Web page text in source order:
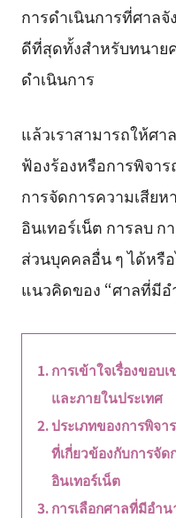
การดำเนินการที่ศาลจั
ดีที่สุดทั้งสำหรับทนาย
ดำเนินการ
แล้วเราสามารถให้ศา
ฟ้องร้องหรือการพิจา
การจัดการความเสีย
อินเทอร์เน็ต การลบ ก
ส่วนบุคคลอื่น ๆ ได้หรือ
แนวคิดของ “ศาลที่มีอ
การเข้าใจเรื่องขอบ
และภายในประเทศ
ประเภทของการพิจ
ที่เกี่ยวข้องกับการจั
อินเทอร์เน็ต
การเลือกศาลที่มีอำ